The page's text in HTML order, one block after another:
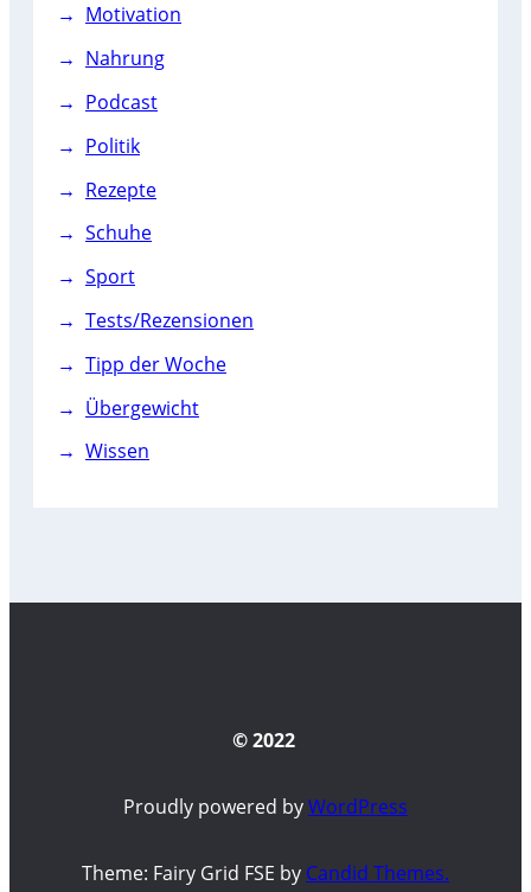
Motivation
Nahrung
Podcast
Politik
Rezepte
Schuhe
Sport
Tests/Rezensionen
Tipp der Woche
Übergewicht
Wissen
© 2022
Proudly powered byWordPress
Theme: Fairy Grid FSE by Candid Themes.